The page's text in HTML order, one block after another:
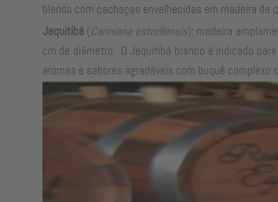
blends com cachaças envelhecidas em madeira de
Jequitibá (Cariniana estrellensis): madeira
cm de diâmetro. O Jequitibá branco é indicado
aromas e sabores agradáveis com buquê complexo